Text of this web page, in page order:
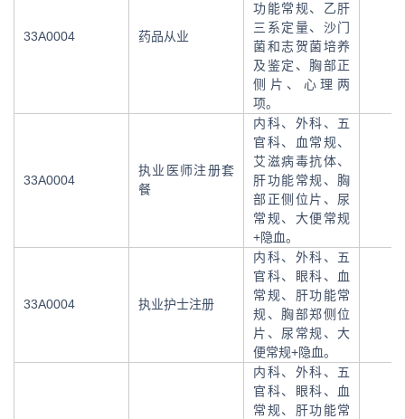
33A0004 药品从业
功能常规、乙肝
三系定量、沙门
菌和志贺菌培养
及鉴定、胸部正
侧片、心理两
项。
33A0004
执业医师注册套
餐
内科、外科、五
官科、血常规、
艾滋病毒抗体、
肝功能常规、胸
部正侧位片、尿
常规、大便常规
+隐血。
33A0004 执业护士注册
内科、外科、五
官科、眼科、血
常规、肝功能常
规、胸部郑侧位
片、尿常规、大
便常规+隐血。
内科、外科、五
官科、眼科、血
常规、肝功能常